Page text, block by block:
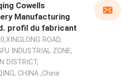
Cowells
Manufacturing
profil du fabricant
ROAD,
INDUSTRIAL ZONE,
DISTRICT,
CHINA ,Chine